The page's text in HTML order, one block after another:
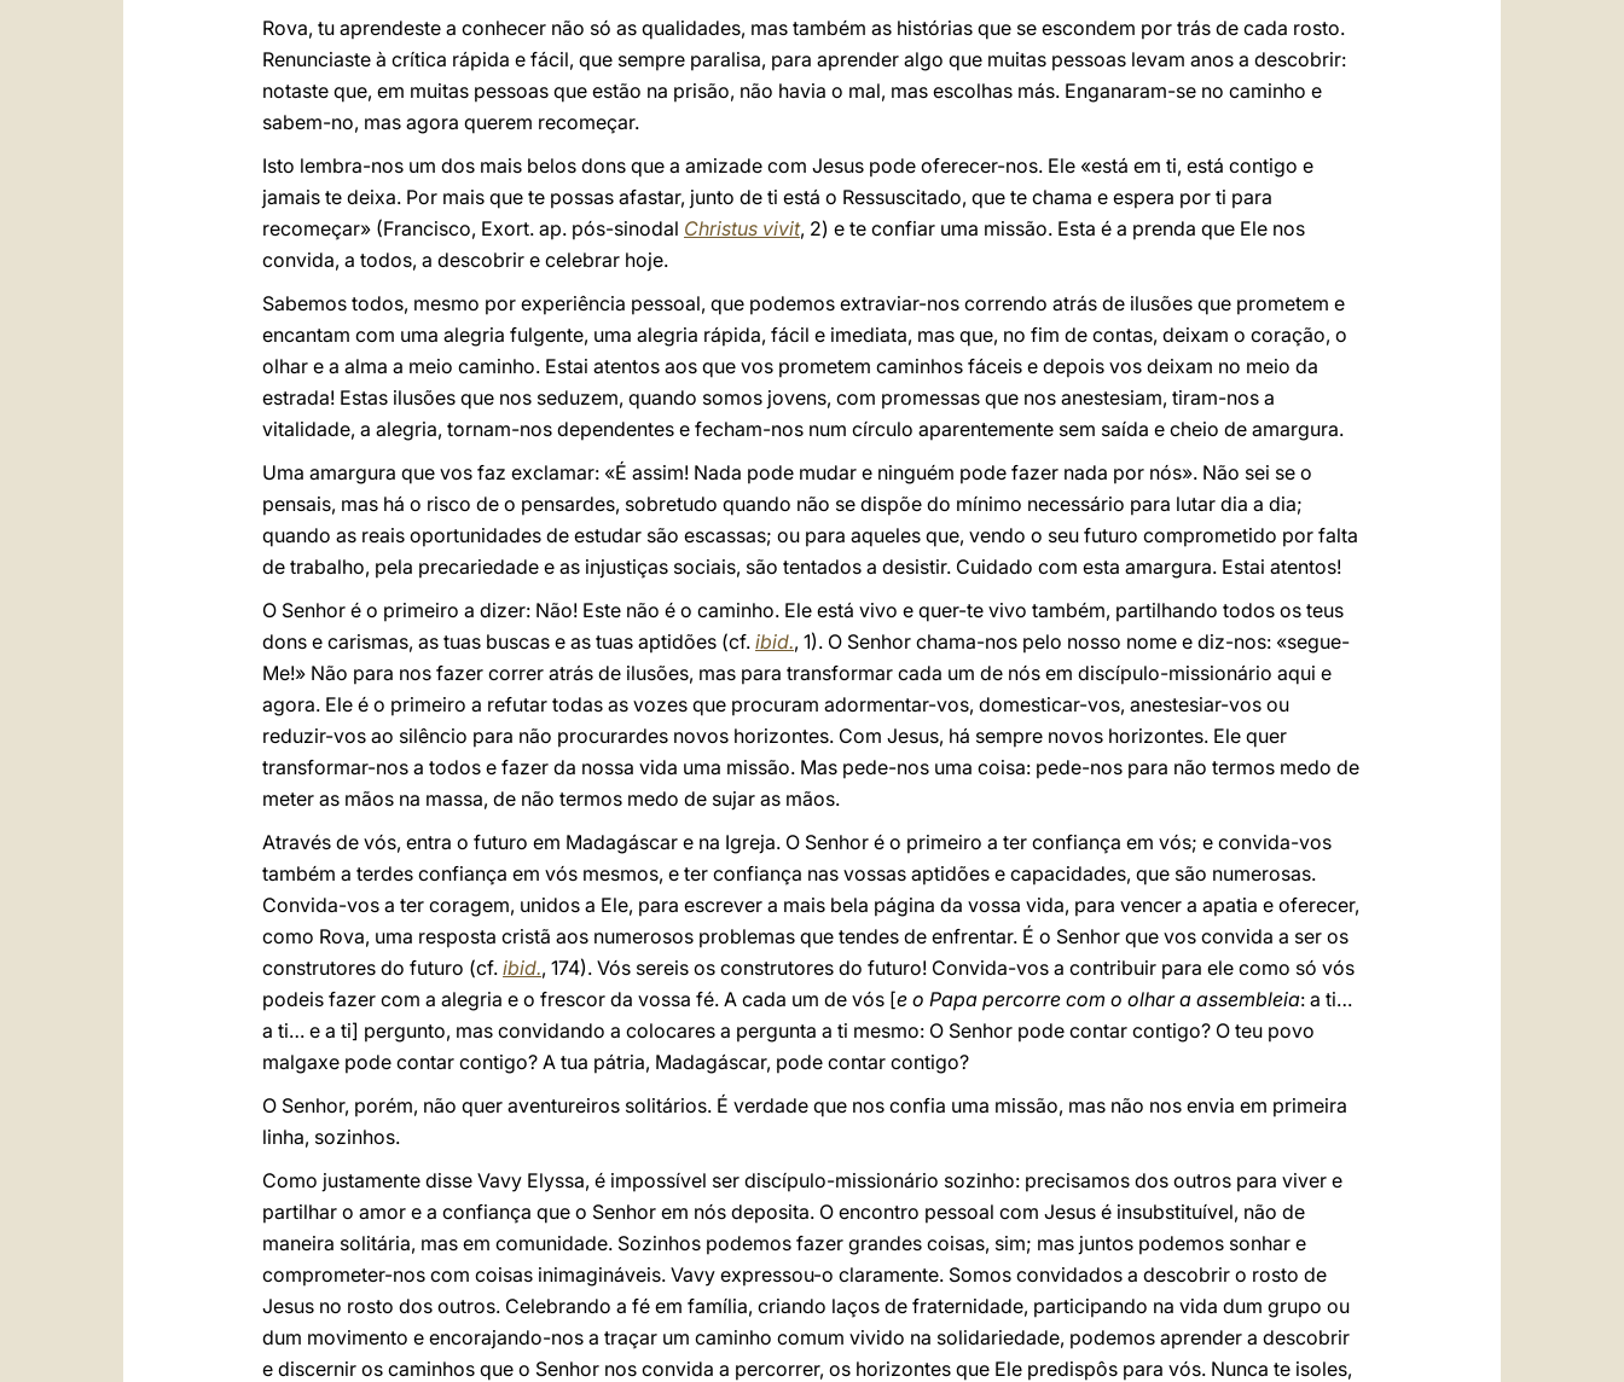
Rova, tu aprendeste a conhecer não só as qualidades, mas também as histórias que se escondem por trás de cada rosto.
Renunciaste à crítica rápida e fácil, que sempre paralisa, para aprender algo que muitas pessoas levam anos a descobrir:
notaste que, em muitas pessoas que estão na prisão, não havia o mal, mas escolhas más. Enganaram-se no caminho e
sabem-no, mas agora querem recomeçar.
Isto lembra-nos um dos mais belos dons que a amizade com Jesus pode oferecer-nos. Ele «está em ti, está contigo e
jamais te deixa. Por mais que te possas afastar, junto de ti está o Ressuscitado, que te chama e espera por ti para
recomeçar» (Francisco, Exort. ap. pós-sinodal Christus vivit, 2) e te confiar uma missão. Esta é a prenda que Ele nos
convida, a todos, a descobrir e celebrar hoje.
Sabemos todos, mesmo por experiência pessoal, que podemos extraviar-nos correndo atrás de ilusões que prometem e
encantam com uma alegria fulgente, uma alegria rápida, fácil e imediata, mas que, no fim de contas, deixam o coração, o
olhar e a alma a meio caminho. Estai atentos aos que vos prometem caminhos fáceis e depois vos deixam no meio da
estrada! Estas ilusões que nos seduzem, quando somos jovens, com promessas que nos anestesiam, tiram-nos a
vitalidade, a alegria, tornam-nos dependentes e fecham-nos num círculo aparentemente sem saída e cheio de amargura.
Uma amargura que vos faz exclamar: «É assim! Nada pode mudar e ninguém pode fazer nada por nós». Não sei se o
pensais, mas há o risco de o pensardes, sobretudo quando não se dispõe do mínimo necessário para lutar dia a dia;
quando as reais oportunidades de estudar são escassas; ou para aqueles que, vendo o seu futuro comprometido por falta
de trabalho, pela precariedade e as injustiças sociais, são tentados a desistir. Cuidado com esta amargura. Estai atentos!
O Senhor é o primeiro a dizer: Não! Este não é o caminho. Ele está vivo e quer-te vivo também, partilhando todos os teus
dons e carismas, as tuas buscas e as tuas aptidões (cf. ibid., 1). O Senhor chama-nos pelo nosso nome e diz-nos: «segue-
Me!» Não para nos fazer correr atrás de ilusões, mas para transformar cada um de nós em discípulo-missionário aqui e
agora. Ele é o primeiro a refutar todas as vozes que procuram adormentar-vos, domesticar-vos, anestesiar-vos ou
reduzir-vos ao silêncio para não procurardes novos horizontes. Com Jesus, há sempre novos horizontes. Ele quer
transformar-nos a todos e fazer da nossa vida uma missão. Mas pede-nos uma coisa: pede-nos para não termos medo de
meter as mãos na massa, de não termos medo de sujar as mãos.
Através de vós, entra o futuro em Madagáscar e na Igreja. O Senhor é o primeiro a ter confiança em vós; e convida-vos
também a terdes confiança em vós mesmos, e ter confiança nas vossas aptidões e capacidades, que são numerosas.
Convida-vos a ter coragem, unidos a Ele, para escrever a mais bela página da vossa vida, para vencer a apatia e oferecer,
como Rova, uma resposta cristã aos numerosos problemas que tendes de enfrentar. É o Senhor que vos convida a ser os
construtores do futuro (cf. ibid., 174). Vós sereis os construtores do futuro! Convida-vos a contribuir para ele como só vós
podeis fazer com a alegria e o frescor da vossa fé. A cada um de vós [e o Papa percorre com o olhar a assembleia: a ti…
a ti… e a ti] pergunto, mas convidando a colocares a pergunta a ti mesmo: O Senhor pode contar contigo? O teu povo
malgaxe pode contar contigo? A tua pátria, Madagáscar, pode contar contigo?
O Senhor, porém, não quer aventureiros solitários. É verdade que nos confia uma missão, mas não nos envia em primeira
linha, sozinhos.
Como justamente disse Vavy Elyssa, é impossível ser discípulo-missionário sozinho: precisamos dos outros para viver e
partilhar o amor e a confiança que o Senhor em nós deposita. O encontro pessoal com Jesus é insubstituível, não de
maneira solitária, mas em comunidade. Sozinhos podemos fazer grandes coisas, sim; mas juntos podemos sonhar e
comprometer-nos com coisas inimagináveis. Vavy expressou-o claramente. Somos convidados a descobrir o rosto de
Jesus no rosto dos outros. Celebrando a fé em família, criando laços de fraternidade, participando na vida dum grupo ou
dum movimento e encorajando-nos a traçar um caminho comum vivido na solidariedade, podemos aprender a descobrir
e discernir os caminhos que o Senhor nos convida a percorrer, os horizontes que Ele predispôs para vós. Nunca te isoles,